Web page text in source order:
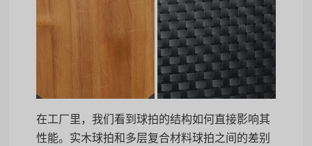
在工厂里，我们看到球拍的结构如何直接影响其
性能。实木球拍和多层复合材料球拍之间的差别